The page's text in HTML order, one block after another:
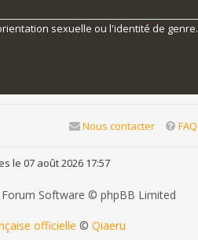
sexuelle ou l'identité de genre.
FAQ
Nous contacter
le 07 août 2026 17:57
Software © phpBB Limited
officielle © Qiaeru